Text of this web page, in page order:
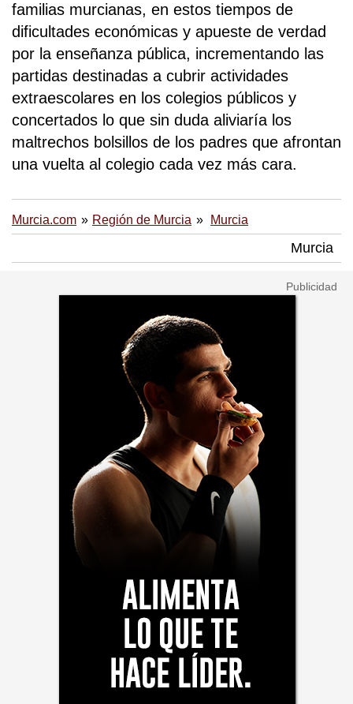
familias murcianas, en estos tiempos de
dificultades económicas y apueste de verdad
por la enseñanza pública, incrementando las
partidas destinadas a cubrir actividades
extraescolares en los colegios públicos y
concertados lo que sin duda aliviaría los
maltrechos bolsillos de los padres que afrontan
una vuelta al colegio cada vez más cara.
Murcia.com Región de Murcia Murcia
Murcia